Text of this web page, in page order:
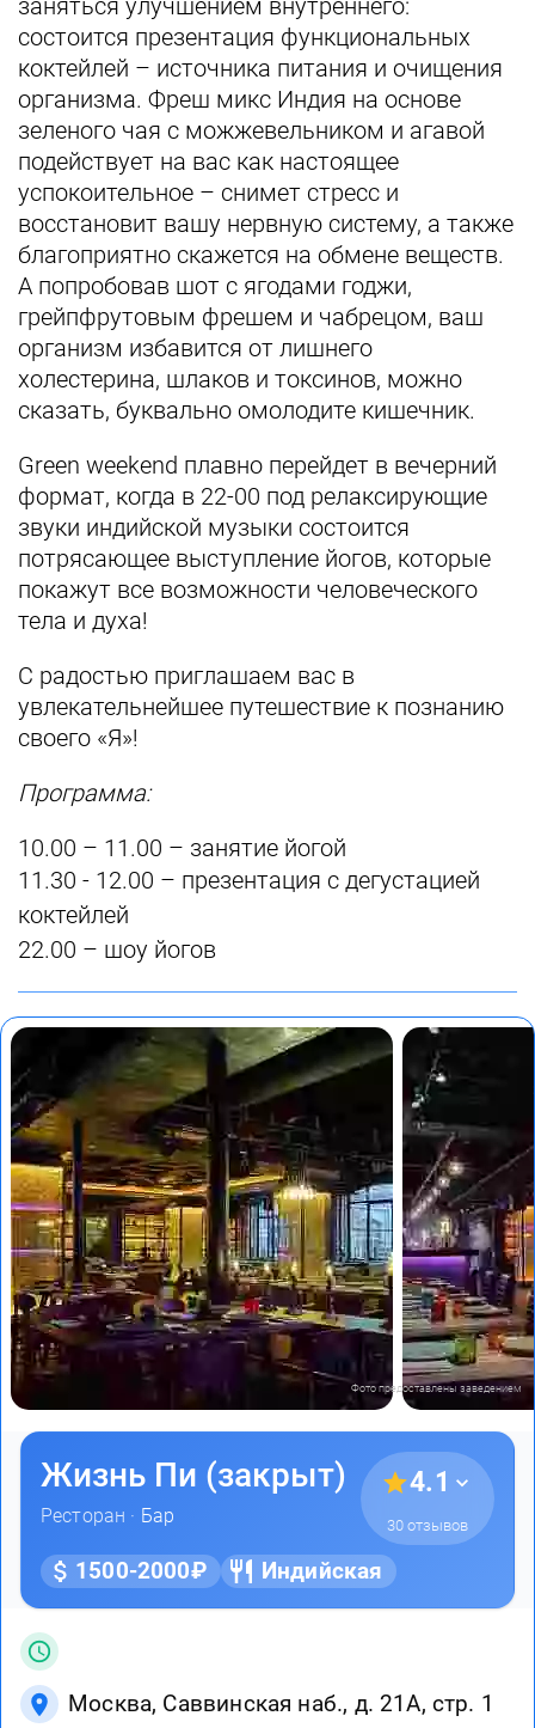
заняться улучшением внутреннего:
состоится презентация функциональных
коктейлей – источника питания и очищения
организма. Фреш микс Индия на основе
зеленого чая с можжевельником и агавой
подействует на вас как настоящее
успокоительное – снимет стресс и
восстановит вашу нервную систему, а также
благоприятно скажется на обмене веществ.
А попробовав шот с ягодами годжи,
грейпфрутовым фрешем и чабрецом, ваш
организм избавится от лишнего
холестерина, шлаков и токсинов, можно
сказать, буквально омолодите кишечник.
Green weekend плавно перейдет в вечерний
формат, когда в 22-00 под релаксирующие
звуки индийской музыки состоится
потрясающее выступление йогов, которые
покажут все возможности человеческого
тела и духа!
С радостью приглашаем вас в
увлекательнейшее путешествие к познанию
своего «Я»!
Программа:
10.00 – 11.00 – занятие йогой
11.30 - 12.00 – презентация с дегустацией
коктейлей
22.00 – шоу йогов
Фото предоставлены заведением
Жизнь Пи (закрыт)
Ресторан · Бар
4.1
30 отзывов
1500-2000₽ Индийская
Москва, Саввинская наб., д. 21А, стр. 1